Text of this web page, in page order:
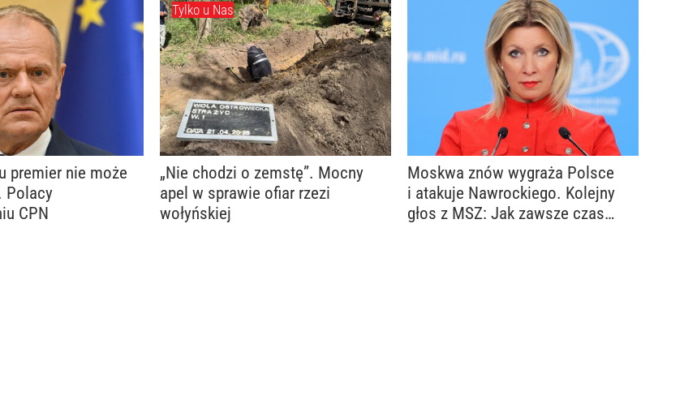
premier nie może
Polacy
CPN
Tylko u Nas
„Nie chodzi o zemstę”. Mocny
apel w sprawie ofiar rzezi
wołyńskiej
Moskwa znów wygraża Polsce
i atakuje Nawrockiego. Kolejny
głos z MSZ: Jak zawsze czas